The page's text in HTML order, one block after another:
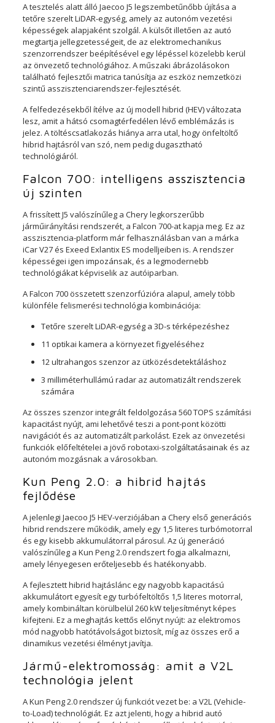
A tesztelés alatt álló Jaecoo J5 legszembetűnőbb újítása a
tetőre szerelt LiDAR-egység, amely az autonóm vezetési
képességek alapjaként szolgál. A külsőt illetően az autó
megtartja jellegzetességeit, de az elektromechanikus
szenzorrendszer beépítésével egy lépéssel közelebb kerül
az önvezető technológiához. A műszaki ábrázolásokon
található fejlesztői matrica tanúsítja az eszköz nemzetközi
szintű asszisztenciarendszer-fejlesztését.
A felfedezésekből ítélve az új modell hibrid (HEV) változata
lesz, amit a hátsó csomagtérfedélen lévő emblémázás is
jelez. A töltéscsatlakozás hiánya arra utal, hogy önfeltöltő
hibrid hajtásról van szó, nem pedig dugasztható
technológiáról.
Falcon 700: intelligens asszisztencia
új szinten
A frissített J5 valószínűleg a Chery legkorszerűbb
járműirányítási rendszerét, a Falcon 700-at kapja meg. Ez az
asszisztencia-platform már felhasználásban van a márka
iCar V27 és Exeed Exlantix ES modelljeiben is. A rendszer
képességei igen impozánsak, és a legmodernebb
technológiákat képviselik az autóiparban.
A Falcon 700 összetett szenzorfúzióra alapul, amely több
különféle felismerési technológia kombinációja:
Tetőre szerelt LiDAR-egység a 3D-s térképezéshez
11 optikai kamera a környezet figyeléséhez
12 ultrahangos szenzor az ütközésdetektáláshoz
3 milliméterhullámú radar az automatizált rendszerek
számára
Az összes szenzor integrált feldolgozása 560 TOPS számítási
kapacitást nyújt, ami lehetővé teszi a pont-pont közötti
navigációt és az automatizált parkolást. Ezek az önvezetési
funkciók előfeltételei a jövő robotaxi-szolgáltatásainak és az
autonóm mozgásnak a városokban.
Kun Peng 2.0: a hibrid hajtás
fejlődése
A jelenlegi Jaecoo J5 HEV-verziójában a Chery első generációs
hibrid rendszere működik, amely egy 1,5 literes turbómotorral
és egy kisebb akkumulátorral párosul. Az új generáció
valószínűleg a Kun Peng 2.0 rendszert fogja alkalmazni,
amely lényegesen erőteljesebb és hatékonyabb.
A fejlesztett hibrid hajtáslánc egy nagyobb kapacitású
akkumulátort egyesít egy turbófeltöltős 1,5 literes motorral,
amely kombináltan körülbelül 260 kW teljesítményt képes
kifejteni. Ez a meghajtás kettős előnyt nyújt: az elektromos
mód nagyobb hatótávolságot biztosít, míg az összes erő a
dinamikus vezetési élményt javítja.
Jármű-elektromosság: amit a V2L
technológia jelent
A Kun Peng 2.0 rendszer új funkciót vezet be: a V2L (Vehicle-
to-Load) technológiát. Ez azt jelenti, hogy a hibrid autó